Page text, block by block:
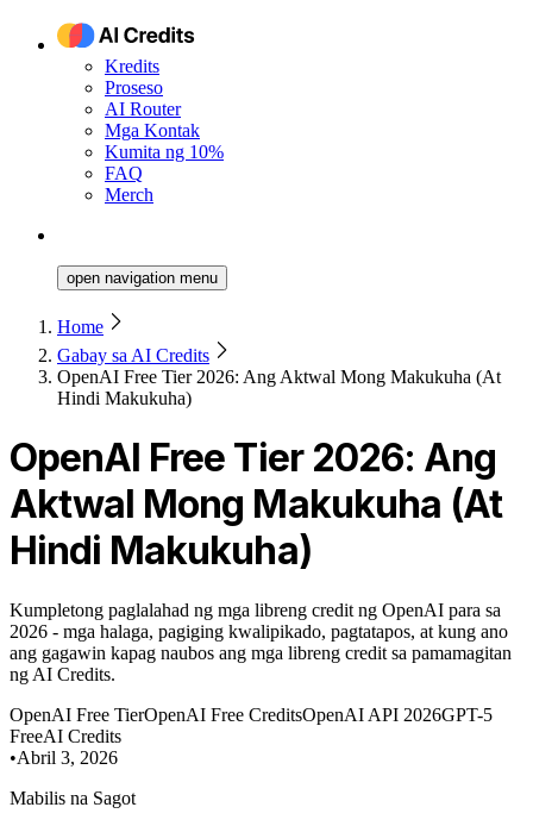
Kredits
Proseso
AI Router
Mga Kontak
Kumita ng 10%
FAQ
Merch
open navigation menu
Home
Gabay sa AI Credits
OpenAI Free Tier 2026: Ang Aktwal Mong Makukuha (At
Hindi Makukuha)
OpenAI Free Tier 2026: Ang
Aktwal Mong Makukuha (At
Hindi Makukuha)
Kumpletong paglalahad ng mga libreng credit ng OpenAI para sa
2026 - mga halaga, pagiging kwalipikado, pagtatapos, at kung ano
ang gagawin kapag naubos ang mga libreng credit sa pamamagitan
ng AI Credits.
OpenAI Free TierOpenAI Free CreditsOpenAI API 2026GPT-5
FreeAI Credits
•Abril 3, 2026
Mabilis na Sagot